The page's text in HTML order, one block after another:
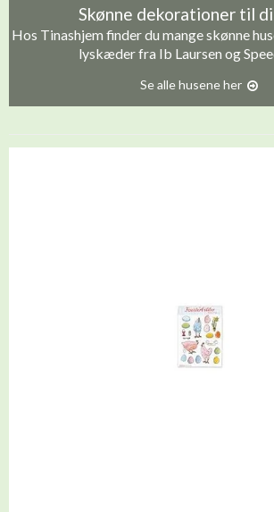
Skønne dekorationer til
Hos Tinashjem finder du mange skønne
lyskæder fra Ib Laursen og
Se alle husene her